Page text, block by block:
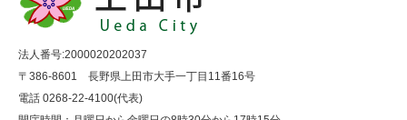
法人番号:2000020202037
〒386-8601 長野県上田市大手一丁目11番16号
電話 0268-22-4100(代表)